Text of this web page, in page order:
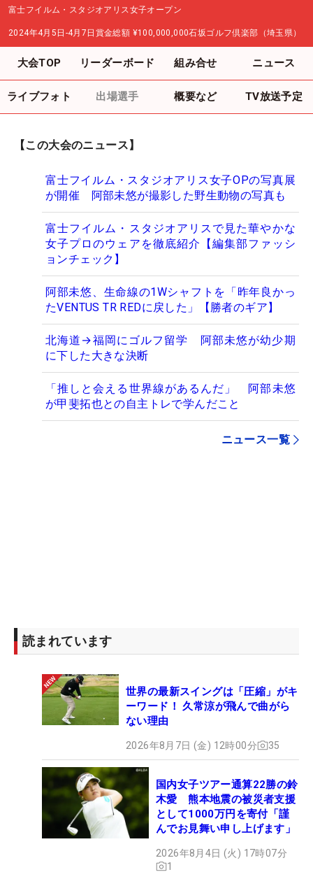
富士フイルム・スタジオアリス女子オープン
2024年4月5日-4月7日 賞金総額 ¥100,000,000石坂ゴルフ倶楽部（埼玉県）
大会TOP リーダーボード 組み合せ ニュース
ライブフォト 出場選手 概要など TV放送予定
【この大会のニュース】
富士フイルム・スタジオアリス女子OPの写真展
が開催 阿部未悠が撮影した野生動物の写真も
富士フイルム・スタジオアリスで見た華やかな
女子プロのウェアを徹底紹介【編集部ファッシ
ョンチェック】
阿部未悠、生命線の1Wシャフトを「昨年良かっ
たVENTUS TR REDに戻した」【勝者のギア】
北海道→福岡にゴルフ留学 阿部未悠が幼少期
に下した大きな決断
「推しと会える世界線があるんだ」 阿部未悠
が甲斐拓也との自主トレで学んだこと
ニュース一覧
読まれています
世界の最新スイングは「圧縮」がキ
ーワード！ 久常涼が飛んで曲がら
ない理由
2026年8月7日 (金) 12時00分 35
国内女子ツアー通算22勝の鈴
木愛 熊本地震の被災者支援
として1000万円を寄付「謹
んでお見舞い申し上げます」
2026年8月4日 (火) 17時07分
1